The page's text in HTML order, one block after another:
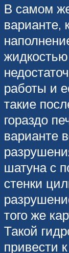
В самом
варианте,
работы и
такие
гораздо
варианте
шатуна с
стенки
того же
Такой
привести